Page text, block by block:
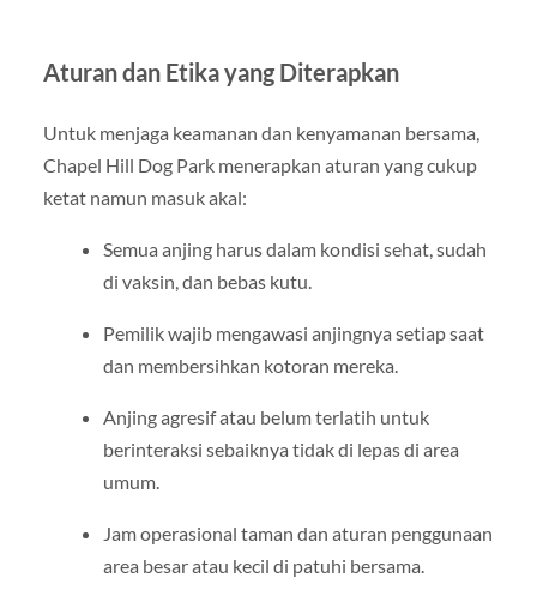
Aturan dan Etika yang Diterapkan
Untuk menjaga keamanan dan kenyamanan bersama,
Chapel Hill Dog Park menerapkan aturan yang cukup
ketat namun masuk akal:
Semua anjing harus dalam kondisi sehat, sudah
di vaksin, dan bebas kutu.
Pemilik wajib mengawasi anjingnya setiap saat
dan membersihkan kotoran mereka.
Anjing agresif atau belum terlatih untuk
berinteraksi sebaiknya tidak di lepas di area
umum.
Jam operasional taman dan aturan penggunaan
area besar atau kecil di patuhi bersama.